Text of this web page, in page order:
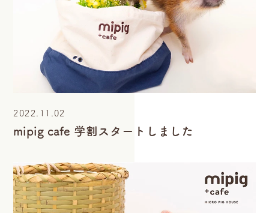
2022.11.02
mipig cafe 学割スタートしました